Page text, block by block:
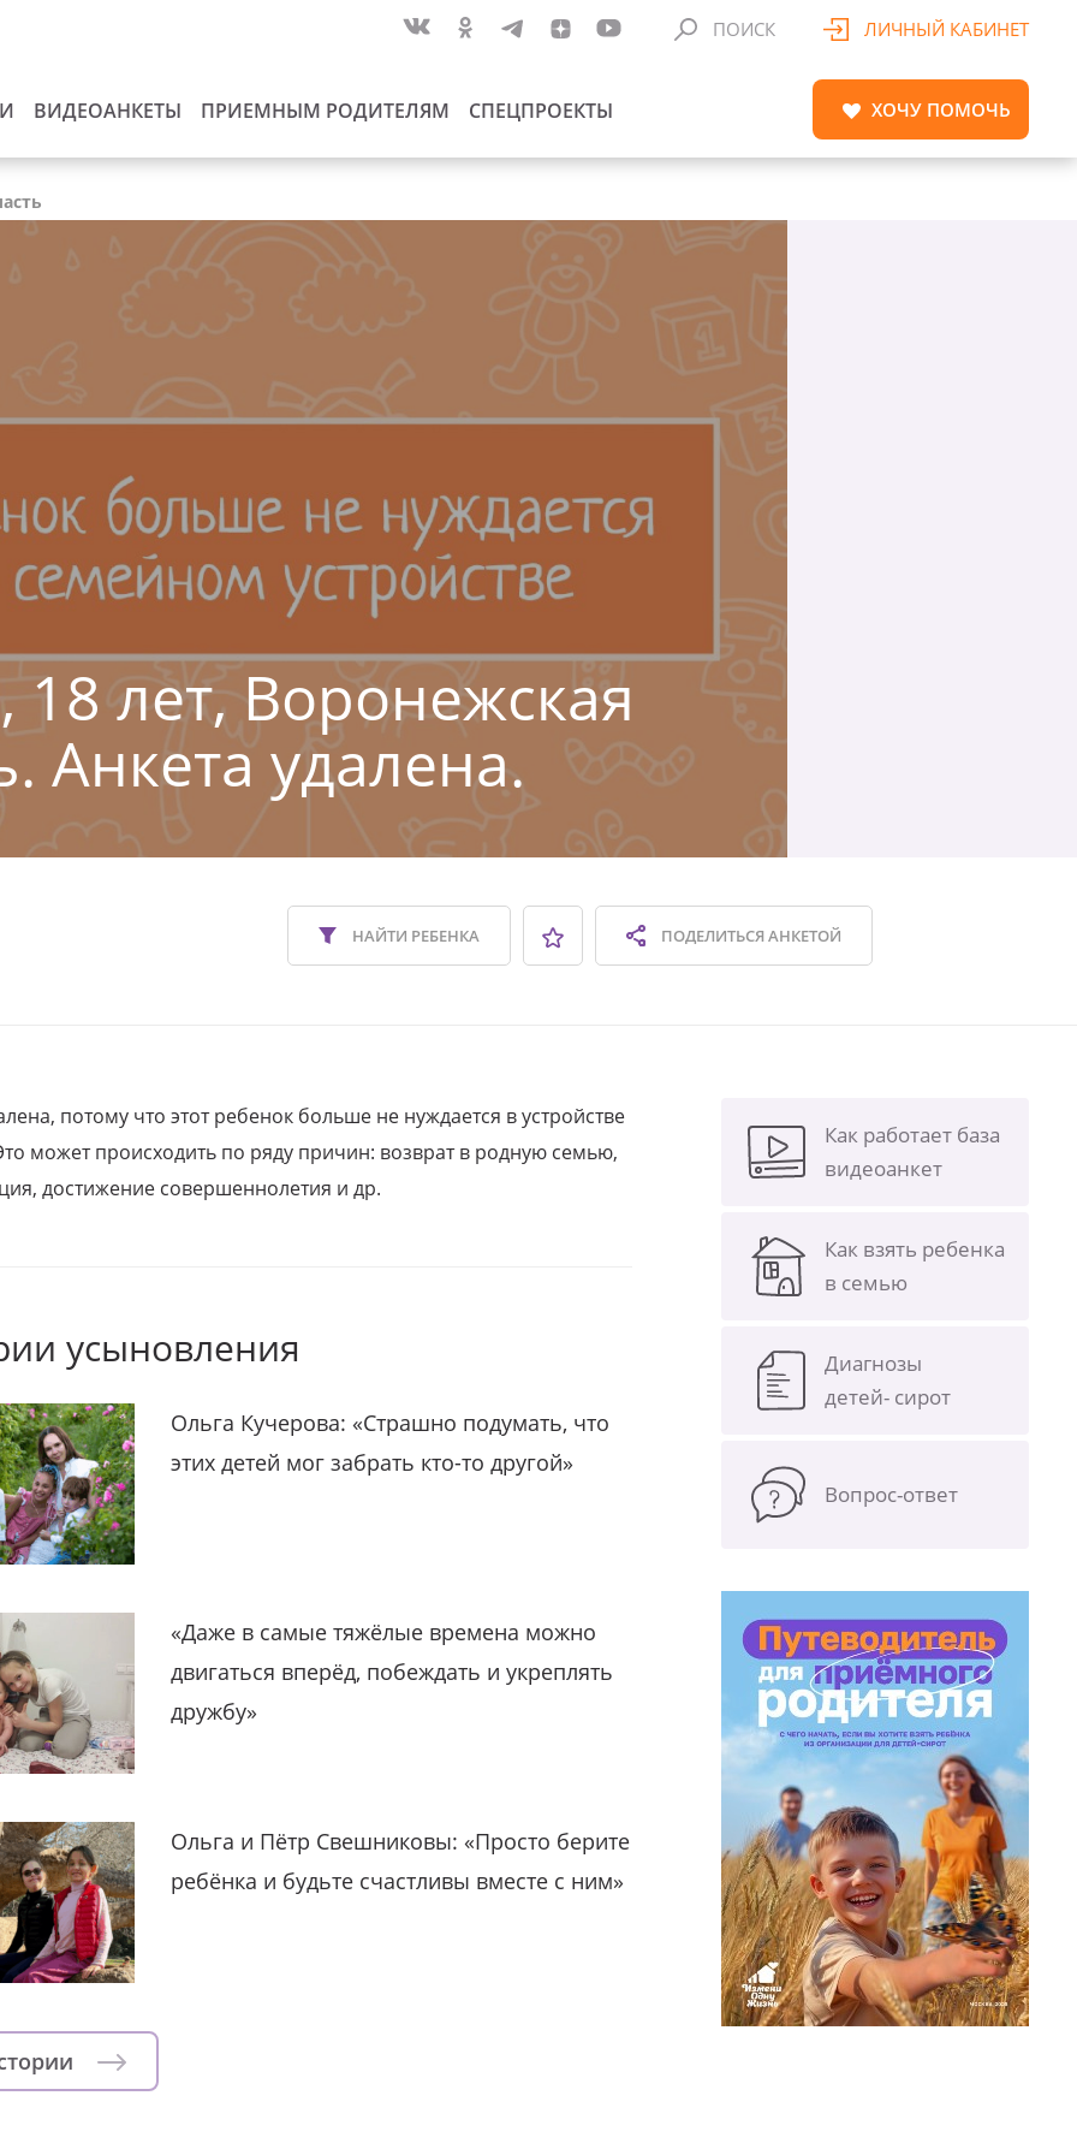
ВИДЕОАНКЕТЫ ПРИЕМНЫМ РОДИТЕЛЯМ СПЕЦПРОЕКТЫ
ПОИСК ЛИЧНЫЙ КАБИНЕТ
ХОЧУ ПОМОЧЬ
18 лет, Воронежская
Анкета удалена.
ПОДЕЛИТЬСЯАНКЕТОЙ
НАЙТИ РЕБЕНКА
потому что этот ребенок больше не нуждается в устройстве
может происходить по ряду причин: возврат в родную семью,
достижение совершеннолетия и др.
усыновления
Ольга Кучерова: «Страшно подумать, что
этих детей мог забрать кто-то другой»
«Даже в самые тяжёлые времена можно
двигаться вперёд, побеждать и укреплять
дружбу»
Ольга и Пётр Свешниковы: «Просто берите
ребёнка и будьте счастливы вместе с ним»
Как работает база
видеоанкет
Как взять ребенка
в семью
Диагнозы
детей- сирот
Вопрос-ответ